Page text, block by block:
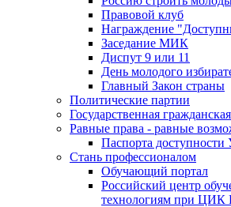
Правовой клуб
Награждение
Заседание МИК
Диспут 9 или 11
День молодого
Главный Закон страны
Политические партии
Государственная
Равные права - равные
Паспорта
Стань профессионалом
Обучающий портал
Российский центр
технологиям при ЦИК